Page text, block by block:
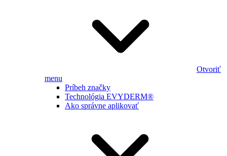
Otvoriť
menu
Príbeh značky
Technológia EVYDERM®
Ako správne aplikovať